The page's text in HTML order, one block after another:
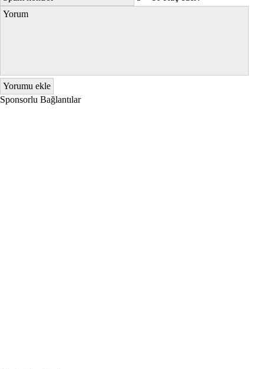
Sponsorlu Bağlantılar